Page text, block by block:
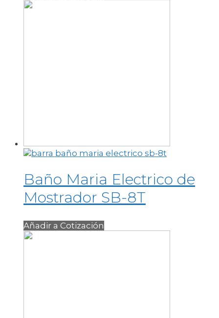
Baño Maria Electrico de
Mostrador SB-8T
Añadir a Cotización